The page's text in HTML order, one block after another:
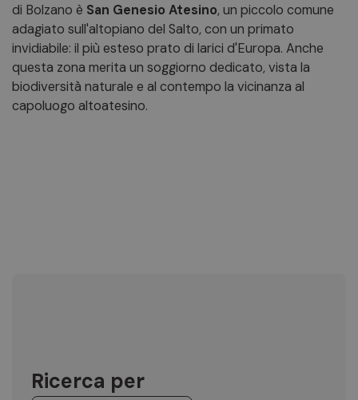
di Bolzano è San Genesio Atesino, un piccolo comune
adagiato sull'altopiano del Salto, con un primato
invidiabile: il più esteso prato di larici d'Europa. Anche
questa zona merita un soggiorno dedicato, vista la
biodiversità naturale e al contempo la vicinanza al
capoluogo altoatesino.
Ricerca per